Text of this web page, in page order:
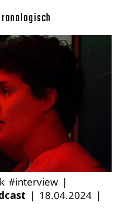
#interview |
| 18.04.2024 |